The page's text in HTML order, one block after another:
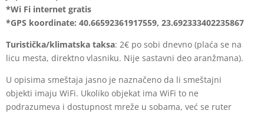
*Wi Fi internet gratis
*GPS koordinate: 40.66592361917559, 23.692333402235867
Turistička/klimatska taksa: 2€ po sobi dnevno (plaća se na
licu mesta, direktno vlasniku. Nije sastavni deo aranžmana).
U opisima smeštaja jasno je naznačeno da li smeštajni
objekti imaju WiFi. Ukoliko objekat ima WiFi to ne
podrazumeva i dostupnost mreže u sobama, već se ruter